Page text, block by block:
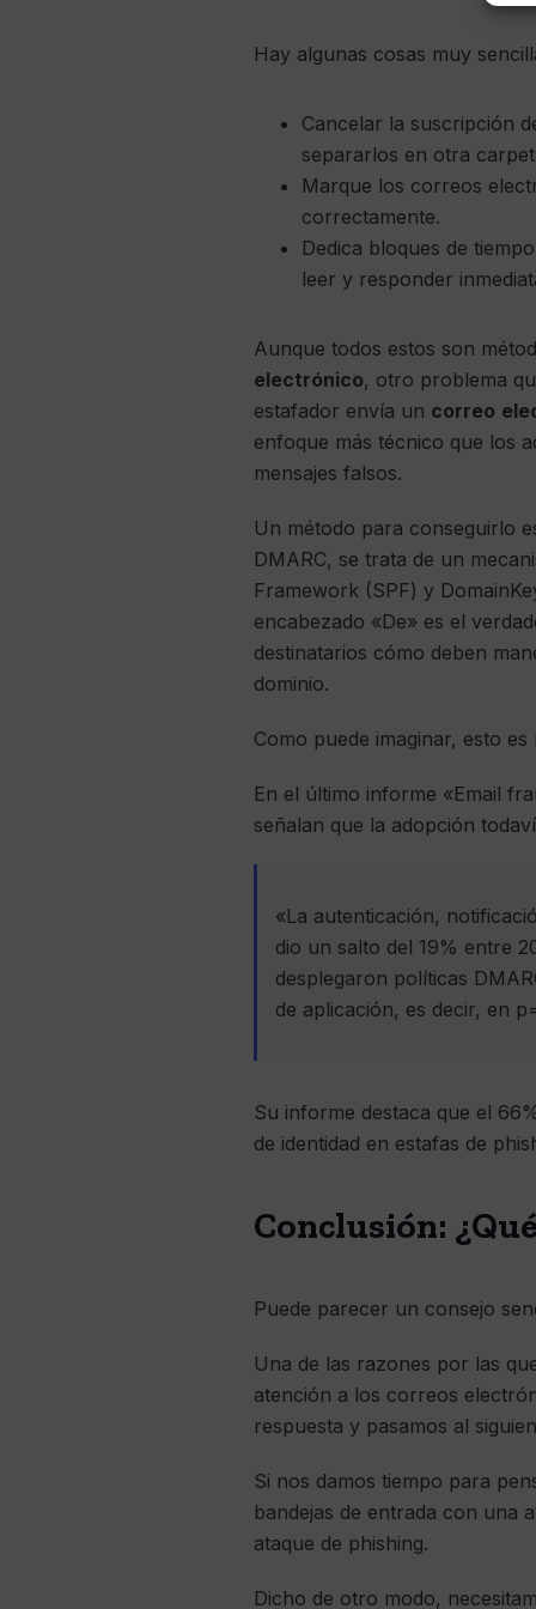
Hay algunas cosas muy
Cancelar la suscripción
separarlos en otra
Marque los correos
correctamente.
Dedica bloques de
leer y responder
Aunque todos estos son
electrónico, otro problema
estafador envía un correo
enfoque más técnico que los
mensajes falsos.
Un método para conseguirlo
DMARC, se trata de un
Framework (SPF) y
encabezado «De» es el
destinatarios cómo deben
dominio.
Como puede imaginar, esto
En el último informe «Email
señalan que la adopción
«La autenticación,
dio un salto del 19% entre
desplegaron políticas
de aplicación, es decir, en
Su informe destaca que el
de identidad en estafas de
Conclusión:
Puede parecer un consejo
Una de las razones por las
atención a los correos
respuesta y pasamos al
Si nos damos tiempo para
bandejas de entrada con una
ataque de phishing.
Dicho de otro modo,